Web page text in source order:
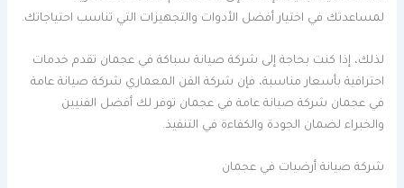
لمساعدتك في اختيار أفضل الأدوات والتجهيزات التي تناسب احتياجاتك.
لذلك، إذا كنت بحاجة إلى شركة صيانة سباكة في عجمان تقدم خدمات
احترافية بأسعار مناسبة، فإن شركة الفن المعماري شركة صيانة عامة
في عجمان شركة صيانة عامة في عجمان توفر لك أفضل الفنيين
والخبراء لضمان الجودة والكفاءة في التنفيذ.
شركة صيانة أرضيات في عجمان